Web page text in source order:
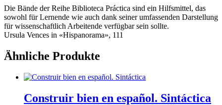
Die Bände der Reihe Biblioteca Práctica sind ein Hilfsmittel, das
sowohl für Lernende wie auch dank seiner umfassenden Darstellung
für wissenschaftlich Arbeitende verfügbar sein sollte.
Ursula Vences in «Hispanorama», 111
Ähnliche Produkte
Construir bien en español. Sintáctica